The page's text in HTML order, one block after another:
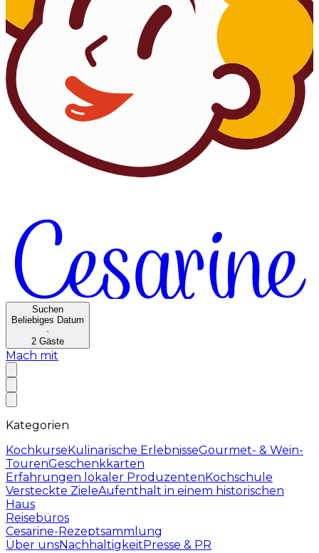
Suchen
Beliebiges Datum
·
2 Gäste
Mach mit
Kategorien
KochkurseKulinarische ErlebnisseGourmet- & Wein-
TourenGeschenkkarten
Erfahrungen lokaler ProduzentenKochschule
Versteckte ZieleAufenthalt in einem historischen
Haus
Reisebüros
Cesarine-Rezeptsammlung
Über unsNachhaltigkeitPresse & PR